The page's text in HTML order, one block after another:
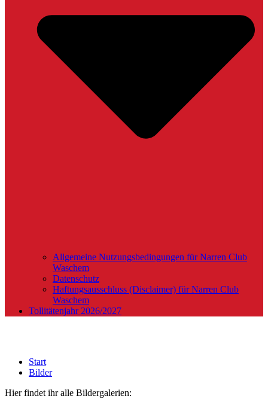
Allgemeine Nutzungsbedingungen für Narren Club
Waschem
Datenschutz
Haftungsausschluss (Disclaimer) für Narren Club
Waschem
Tollitätenjahr 2026/2027
Start
Bilder
Hier findet ihr alle Bildergalerien: